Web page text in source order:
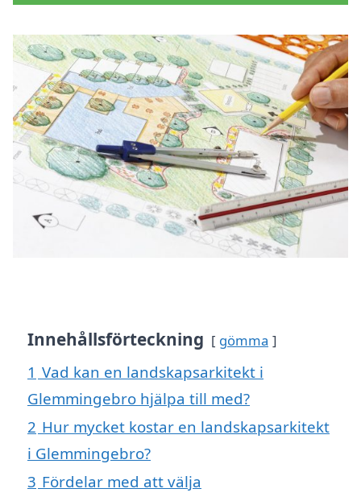
Innehållsförteckning gömma
1 Vad kan en landskapsarkitekt i
Glemmingebro hjälpa till med?
2 Hur mycket kostar en landskapsarkitekt
i Glemmingebro?
3 Fördelar med att välja